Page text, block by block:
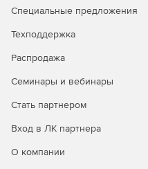
Специальные предложения
Техподдержка
Распродажа
Семинары и вебинары
Стать партнером
Вход в ЛК партнера
О компании